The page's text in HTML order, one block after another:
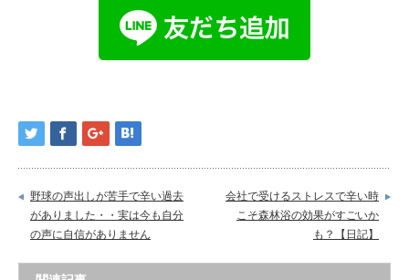
野球の声出しが苦手で辛い過去
がありました・・実は今も自分
の声に自信がありません
会社で受けるストレスで辛い時
こそ森林浴の効果がすごいか
も？【日記】